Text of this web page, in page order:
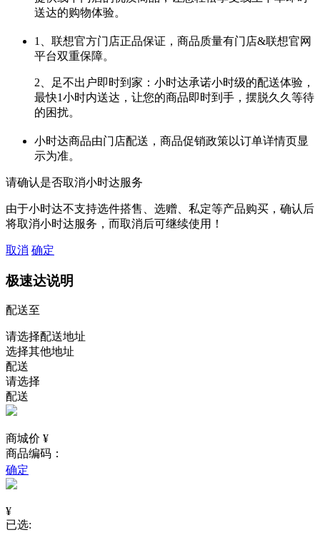
送达的购物体验。
1、联想官方门店正品保证，商品质量有门店&联想官网
平台双重保障。
2、足不出户即时到家：小时达承诺小时级的配送体验，
最快1小时内送达，让您的商品即时到手，摆脱久久等待
的困扰。
小时达商品由门店配送，商品促销政策以订单详情页显
示为准。
请确认是否取消小时达服务
由于小时达不支持选件搭售、选赠、私定等产品购买，确认后
将取消小时达服务，而取消后可继续使用！
取消 确定
极速达说明
配送至
请选择配送地址
选择其他地址
配送
请选择
配送
商城价 ¥
商品编码：
确定
¥
已选: